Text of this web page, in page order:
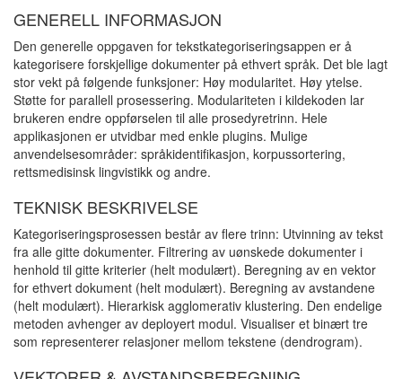
GENERELL INFORMASJON
Den generelle oppgaven for tekstkategoriseringsappen er å
kategorisere forskjellige dokumenter på ethvert språk. Det ble lagt
stor vekt på følgende funksjoner: Høy modularitet. Høy ytelse.
Støtte for parallell prosessering. Modulariteten i kildekoden lar
brukeren endre oppførselen til alle prosedyretrinn. Hele
applikasjonen er utvidbar med enkle plugins. Mulige
anvendelsesområder: språkidentifikasjon, korpussortering,
rettsmedisinsk lingvistikk og andre.
TEKNISK BESKRIVELSE
Kategoriseringsprosessen består av flere trinn: Utvinning av tekst
fra alle gitte dokumenter. Filtrering av uønskede dokumenter i
henhold til gitte kriterier (helt modulært). Beregning av en vektor
for ethvert dokument (helt modulært). Beregning av avstandene
(helt modulært). Hierarkisk agglomerativ klustering. Den endelige
metoden avhenger av deployert modul. Visualiser et binært tre
som representerer relasjoner mellom tekstene (dendrogram).